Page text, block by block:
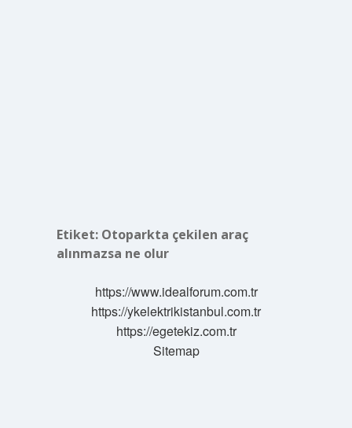
Etiket: Otoparkta çekilen araç
alınmazsa ne olur
https://www.idealforum.com.tr
https://ykelektrikistanbul.com.tr
https://egetekiz.com.tr
Sitemap